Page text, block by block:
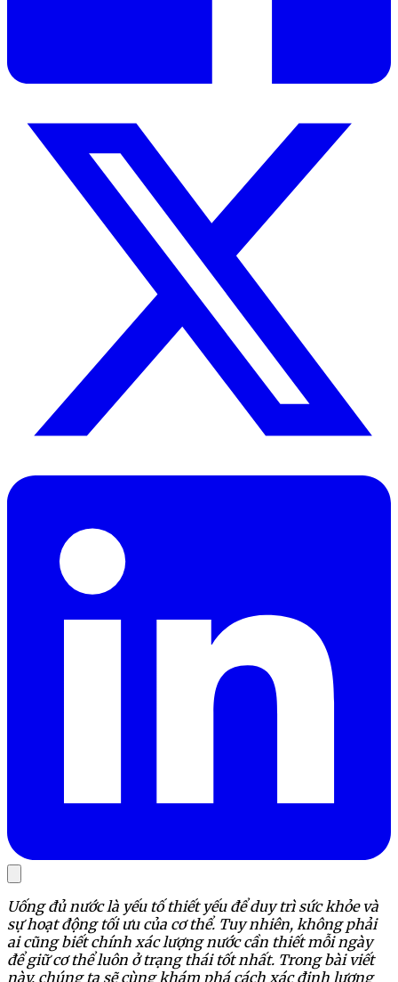
Uống đủ nước là yếu tố thiết yếu để duy trì sức khỏe và
sự hoạt động tối ưu của cơ thể. Tuy nhiên, không phải
ai cũng biết chính xác lượng nước cần thiết mỗi ngày
để giữ cơ thể luôn ở trạng thái tốt nhất. Trong bài viết
này, chúng ta sẽ cùng khám phá cách xác định lượng